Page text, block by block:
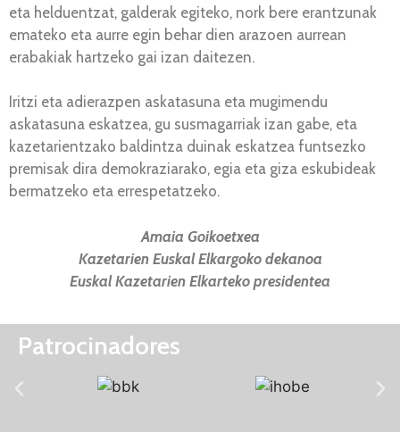
eta helduentzat, galderak egiteko, nork bere erantzunak
emateko eta aurre egin behar dien arazoen aurrean
erabakiak hartzeko gai izan daitezen.
Iritzi eta adierazpen askatasuna eta mugimendu
askatasuna eskatzea, gu susmagarriak izan gabe, eta
kazetarientzako baldintza duinak eskatzea funtsezko
premisak dira demokraziarako, egia eta giza eskubideak
bermatzeko eta errespetatzeko.
Amaia Goikoetxea
Kazetarien Euskal Elkargoko dekanoa
Euskal Kazetarien Elkarteko presidentea
Patrocinadores